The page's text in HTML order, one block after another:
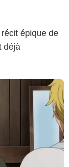
épique de
déjà